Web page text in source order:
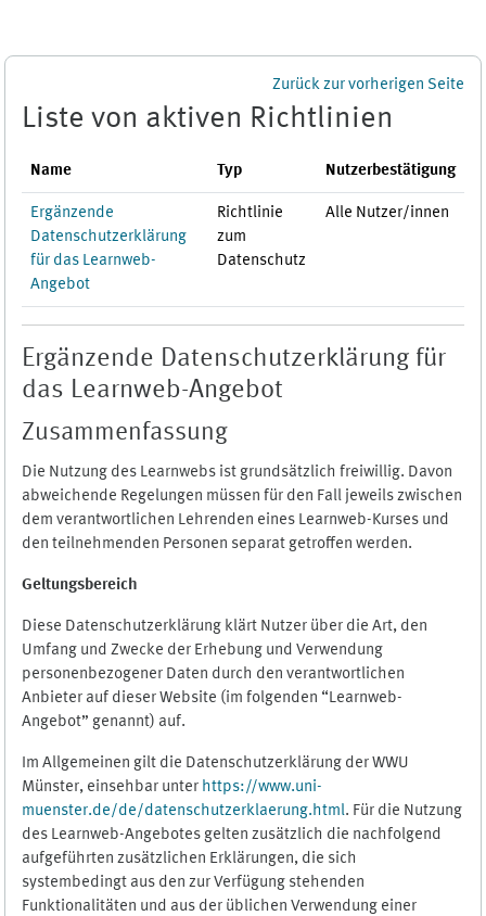
Zurück zur vorherigen Seite
Liste von aktiven Richtlinien
Name Typ Nutzerbestätigung
Ergänzende
Datenschutzerklärung
für das Learnweb-
Angebot
Richtlinie
zum
Datenschutz
Alle Nutzer/innen
Ergänzende Datenschutzerklärung für
das Learnweb-Angebot
Zusammenfassung
Die Nutzung des Learnwebs ist grundsätzlich freiwillig. Davon
abweichende Regelungen müssen für den Fall jeweils zwischen
dem verantwortlichen Lehrenden eines Learnweb-Kurses und
den teilnehmenden Personen separat getroffen werden.
Geltungsbereich
Diese Datenschutzerklärung klärt Nutzer über die Art, den
Umfang und Zwecke der Erhebung und Verwendung
personenbezogener Daten durch den verantwortlichen
Anbieter auf dieser Website (im folgenden “Learnweb-
Angebot” genannt) auf.
Im Allgemeinen gilt die Datenschutzerklärung der WWU
Münster, einsehbar unter https://www.uni-
muenster.de/de/datenschutzerklaerung.html. Für die Nutzung
des Learnweb-Angebotes gelten zusätzlich die nachfolgend
aufgeführten zusätzlichen Erklärungen, die sich
systembedingt aus den zur Verfügung stehenden
Funktionalitäten und aus der üblichen Verwendung einer